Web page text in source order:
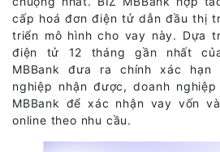
cấp hoá đơn điện tử dẫn đầu thị
triển mô hình cho vay này. Dựa
điện tử 12 tháng gần nhất
MBBank đưa ra chính xác hạn
nghiệp nhận được, doanh
MBBank để xác nhận vay vốn
online theo nhu cầu.